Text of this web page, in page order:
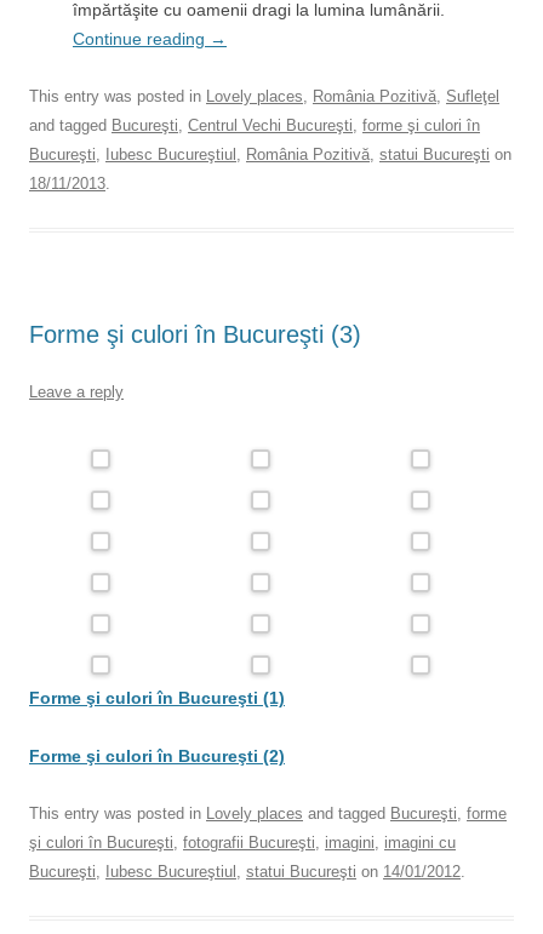
împărtăşite cu oamenii dragi la lumina lumânării.
Continue reading →
This entry was posted in Lovely places, România Pozitivă, Sufleţel
and tagged Bucureşti, Centrul Vechi Bucureşti, forme şi culori în
Bucureşti, Iubesc Bucureştiul , România Pozitivă, statui Bucureşti on
18/11/2013.
Forme şi culori în Bucureşti (3)
Leave a reply
Forme şi culori în Bucureşti (1)
Forme şi culori în Bucureşti (2)
This entry was posted in Lovely places and tagged Bucureşti, forme
şi culori în Bucureşti, fotografii Bucureşti, imagini, imagini cu
Bucureşti, Iubesc Bucureştiul , statui Bucureşti on 14/01/2012.